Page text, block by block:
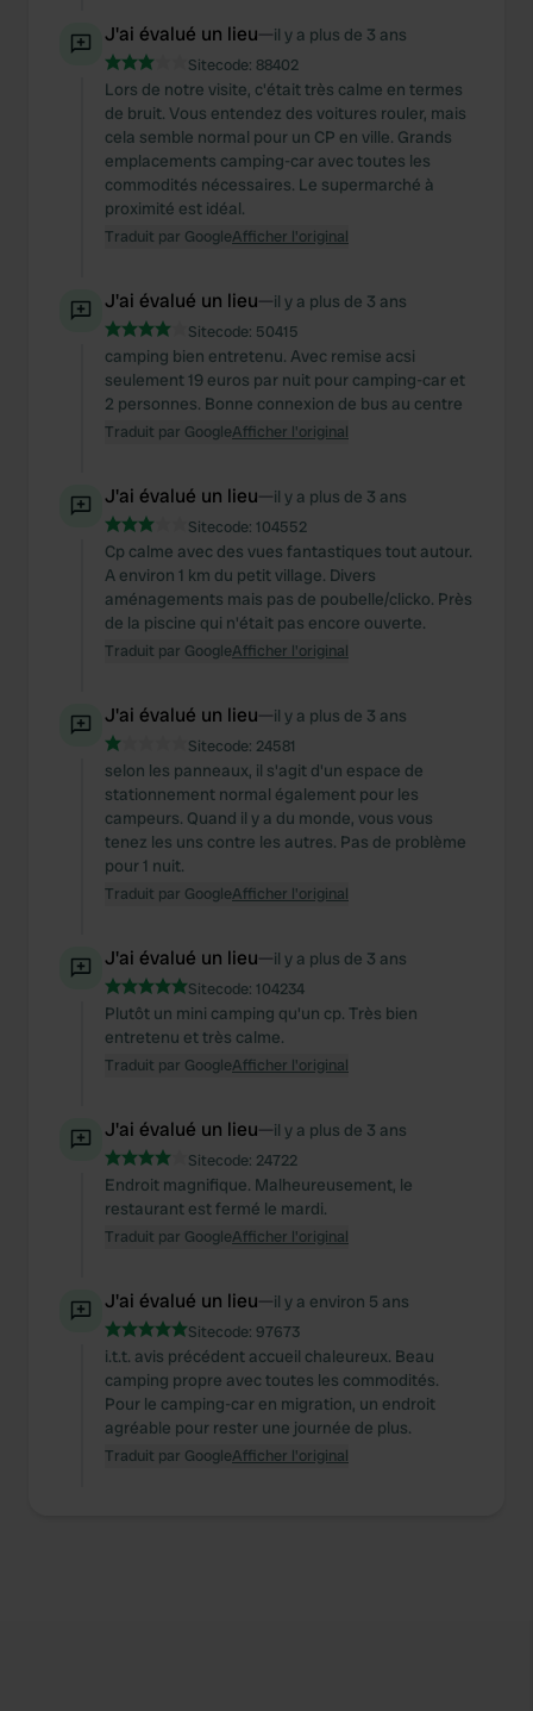
J'ai évalué un lieu—il y a plus de 3 ans
Sitecode: 88402
Lors de notre visite, c'était très calme en termes
de bruit. Vous entendez des voitures rouler, mais
cela semble normal pour un CP en ville. Grands
emplacements camping-car avec toutes les
commodités nécessaires. Le supermarché à
proximité est idéal.
Traduit par GoogleAfficher l'original
J'ai évalué un lieu—il y a plus de 3 ans
Sitecode: 50415
camping bien entretenu. Avec remise acsi
seulement 19 euros par nuit pour camping-car et
2 personnes. Bonne connexion de bus au centre
Traduit par GoogleAfficher l'original
J'ai évalué un lieu—il y a plus de 3 ans
Sitecode: 104552
Cp calme avec des vues fantastiques tout autour.
A environ 1 km du petit village. Divers
aménagements mais pas de poubelle/clicko. Près
de la piscine qui n'était pas encore ouverte.
Traduit par GoogleAfficher l'original
J'ai évalué un lieu—il y a plus de 3 ans
Sitecode: 24581
selon les panneaux, il s'agit d'un espace de
stationnement normal également pour les
campeurs. Quand il y a du monde, vous vous
tenez les uns contre les autres. Pas de problème
pour 1 nuit.
Traduit par GoogleAfficher l'original
J'ai évalué un lieu—il y a plus de 3 ans
Sitecode: 104234
Plutôt un mini camping qu'un cp. Très bien
entretenu et très calme.
Traduit par GoogleAfficher l'original
J'ai évalué un lieu—il y a plus de 3 ans
Sitecode: 24722
Endroit magnifique. Malheureusement, le
restaurant est fermé le mardi.
Traduit par GoogleAfficher l'original
J'ai évalué un lieu—il y a environ 5 ans
Sitecode: 97673
i.t.t. avis précédent accueil chaleureux. Beau
camping propre avec toutes les commodités.
Pour le camping-car en migration, un endroit
agréable pour rester une journée de plus.
Traduit par GoogleAfficher l'original